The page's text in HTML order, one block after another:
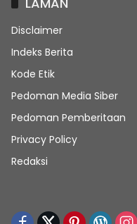
Disclaimer
Indeks Berita
Kode Etik
Pedoman Media Siber
Pedoman Pemberitaan
Privacy Policy
Redaksi